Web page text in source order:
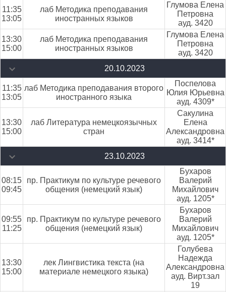
11:35
13:05
лаб Методика преподавания
иностранных языков
Глумова Елена
Петровна
ауд. 3420
13:30
15:00
лаб Методика преподавания
иностранных языков
Глумова Елена
Петровна
ауд. 3420
20.10.2023
11:35
13:05
лаб Методика преподавания второго
иностранного языка
Поспелова
Юлия Юрьевна
ауд. 4309*
13:30
15:00
лаб Литература немецкоязычных
стран
Сакулина
Елена
Александровна
ауд. 3414*
23.10.2023
08:15
09:45
пр. Практикум по культуре речевого
общения (немецкий язык)
Бухаров
Валерий
Михайлович
ауд. 1205*
09:55
11:25
пр. Практикум по культуре речевого
общения (немецкий язык)
Бухаров
Валерий
Михайлович
ауд. 1205*
13:30
15:00
лек Лингвистика текста (на
материале немецкого языка)
Голубева
Надежда
Александровна
ауд. Вирт.зал
19